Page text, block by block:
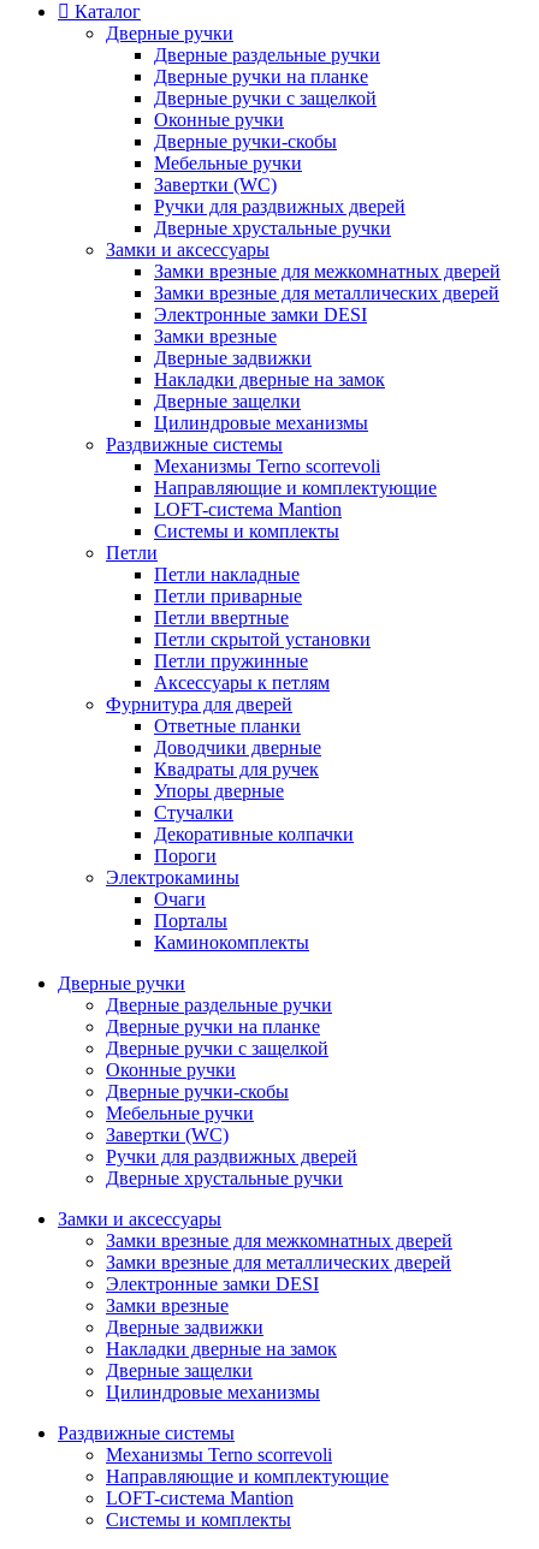
Каталог
Дверные ручки
Дверные раздельные ручки
Дверные ручки на планке
Дверные ручки с защелкой
Оконные ручки
Дверные ручки-скобы
Мебельные ручки
Завертки (WC)
Ручки для раздвижных дверей
Дверные хрустальные ручки
Замки и аксессуары
Замки врезные для межкомнатных дверей
Замки врезные для металлических дверей
Электронные замки DESI
Замки врезные
Дверные задвижки
Накладки дверные на замок
Дверные защелки
Цилиндровые механизмы
Раздвижные системы
Механизмы Terno scorrevoli
Направляющие и комплектующие
LOFT-cистема Mantion
Системы и комплекты
Петли
Петли накладные
Петли приварные
Петли ввертные
Петли скрытой установки
Петли пружинные
Аксессуары к петлям
Фурнитура для дверей
Ответные планки
Доводчики дверные
Квадраты для ручек
Упоры дверные
Стучалки
Декоративные колпачки
Пороги
Электрокамины
Очаги
Порталы
Каминокомплекты
Дверные ручки
Дверные раздельные ручки
Дверные ручки на планке
Дверные ручки с защелкой
Оконные ручки
Дверные ручки-скобы
Мебельные ручки
Завертки (WC)
Ручки для раздвижных дверей
Дверные хрустальные ручки
Замки и аксессуары
Замки врезные для межкомнатных дверей
Замки врезные для металлических дверей
Электронные замки DESI
Замки врезные
Дверные задвижки
Накладки дверные на замок
Дверные защелки
Цилиндровые механизмы
Раздвижные системы
Механизмы Terno scorrevoli
Направляющие и комплектующие
LOFT-cистема Mantion
Системы и комплекты